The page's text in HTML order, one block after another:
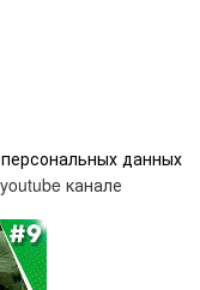
данных
канале